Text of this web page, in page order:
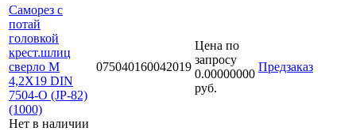
Саморез с
потай
головкой
крест.шлиц
сверло М
4,2Х19 DIN
7504-O (JP-82)
(1000)
Нет в наличии
075040160042019
Цена по
запросу
0.00000000
руб.
Предзаказ